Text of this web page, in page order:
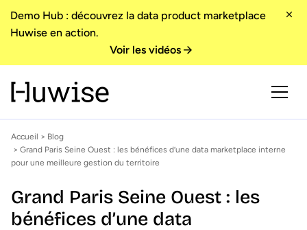
Demo Hub : découvrez la data product marketplace
Huwise en action.
Voir les vidéos
Accueil > Blog
> Grand Paris Seine Ouest : les bénéfices d’une data marketplace interne
pour une meilleure gestion du territoire
Grand Paris Seine Ouest : les
bénéfices d’une data